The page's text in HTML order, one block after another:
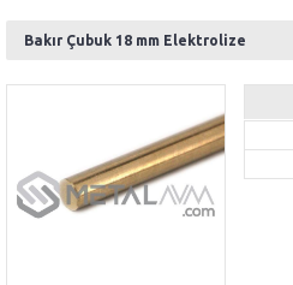
Bakır Çubuk 18 mm Elektrolize